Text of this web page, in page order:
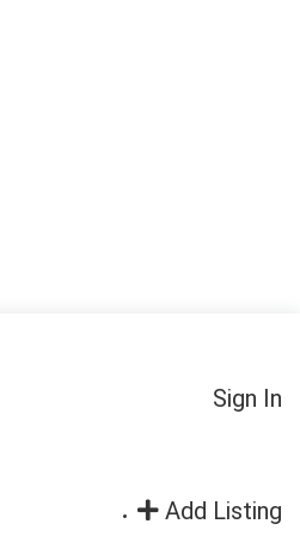
Sign In
Add Listing